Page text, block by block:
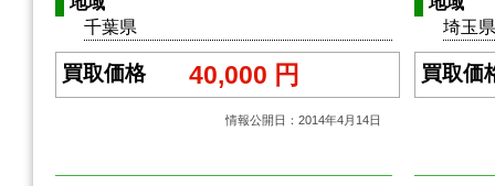
千葉県
買取価格 40,000 円
情報公開日：2014年4月14日
埼玉県
買取価